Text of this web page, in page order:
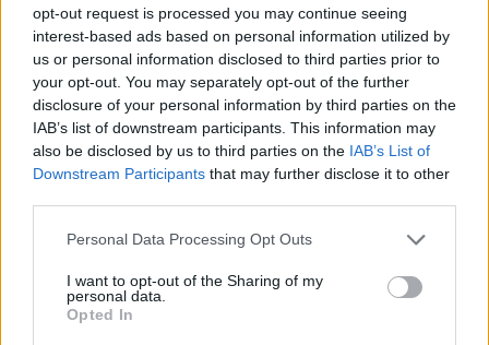
opt-out request is processed you may continue seeing
interest-based ads based on personal information utilized by
us or personal information disclosed to third parties prior to
your opt-out. You may separately opt-out of the further
disclosure of your personal information by third parties on the
IAB’s list of downstream participants. This information may
also be disclosed by us to third parties on the IAB’s List of
Downstream Participants that may further disclose it to other
Personal Data Processing Opt Outs
I want to opt-out of the Sharing of my
personal data.
Opted In